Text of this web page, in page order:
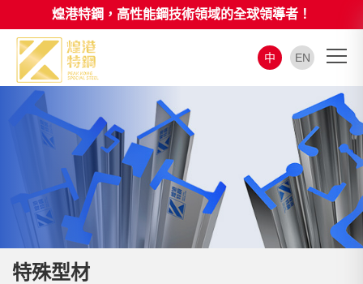
煌港特鋼，高性能鋼技術領域的全球領導者！
中 EN
特殊型材